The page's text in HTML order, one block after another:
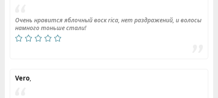
Очень нравится яблочный воск rica, нет раздражений, и волосы
намного тоньше стали!
Vero,